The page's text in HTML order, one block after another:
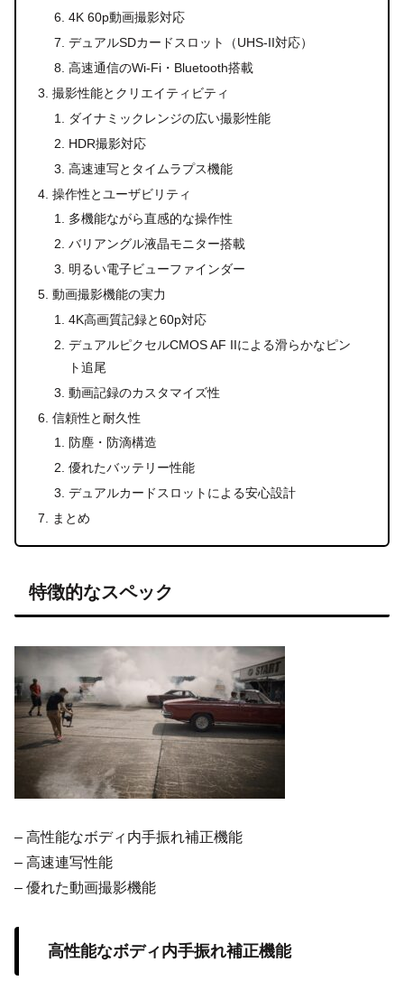
4K 60p動画撮影対応
デュアルSDカードスロット（UHS-II対応）
高速通信のWi-Fi・Bluetooth搭載
撮影性能とクリエイティビティ
ダイナミックレンジの広い撮影性能
HDR撮影対応
高速連写とタイムラプス機能
操作性とユーザビリティ
多機能ながら直感的な操作性
バリアングル液晶モニター搭載
明るい電子ビューファインダー
動画撮影機能の実力
4K高画質記録と60p対応
デュアルピクセルCMOS AF IIによる滑らかなピン
ト追尾
動画記録のカスタマイズ性
信頼性と耐久性
防塵・防滴構造
優れたバッテリー性能
デュアルカードスロットによる安心設計
まとめ
特徴的なスペック
– 高性能なボディ内手振れ補正機能
– 高速連写性能
– 優れた動画撮影機能
高性能なボディ内手振れ補正機能